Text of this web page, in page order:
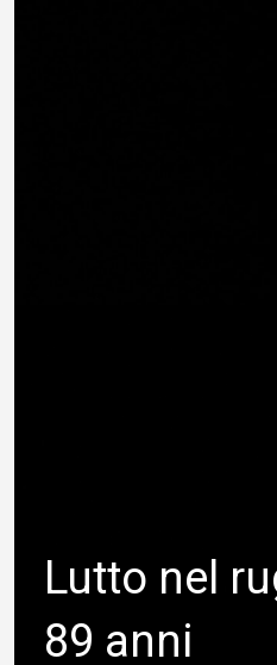
Lutto nel
89 anni